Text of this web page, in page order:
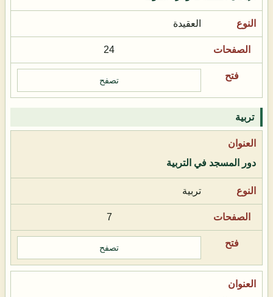
العقيدة
24
تصفح
تربية
دور المسجد في التربية
تربية
7
تصفح